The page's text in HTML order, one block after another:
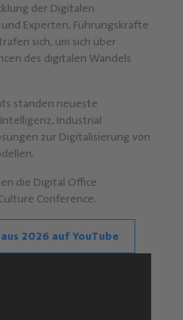
der Digitalen
Experten, Führungskräfte
sich, um sich über
des digitalen Wandels
standen neueste
Industrial
zur Digitalisierung von
die Digital Office
Conference.
2026 auf YouTube